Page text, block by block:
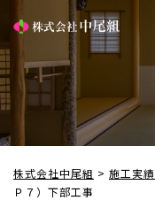
株式会社中尾組 > 施工実績
Ｐ７）下部工事